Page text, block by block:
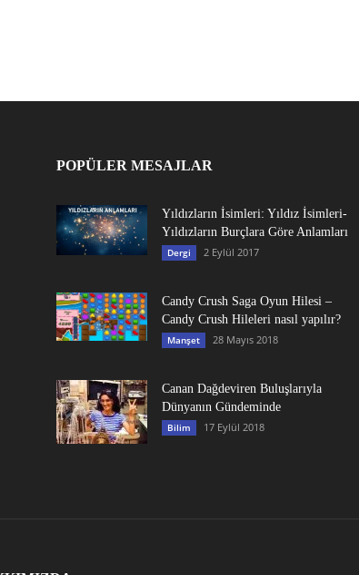
POPÜLER MESAJLAR
Yıldızların İsimleri: Yıldız İsimleri-
Yıldızların Burçlara Göre Anlamları
Dergi 2 Eylül 2017
Candy Crush Saga Oyun Hilesi –
Candy Crush Hileleri nasıl yapılır?
Manşet 28 Mayıs 2018
Canan Dağdeviren Buluşlarıyla
Dünyanın Gündeminde
Bilim 17 Eylül 2018